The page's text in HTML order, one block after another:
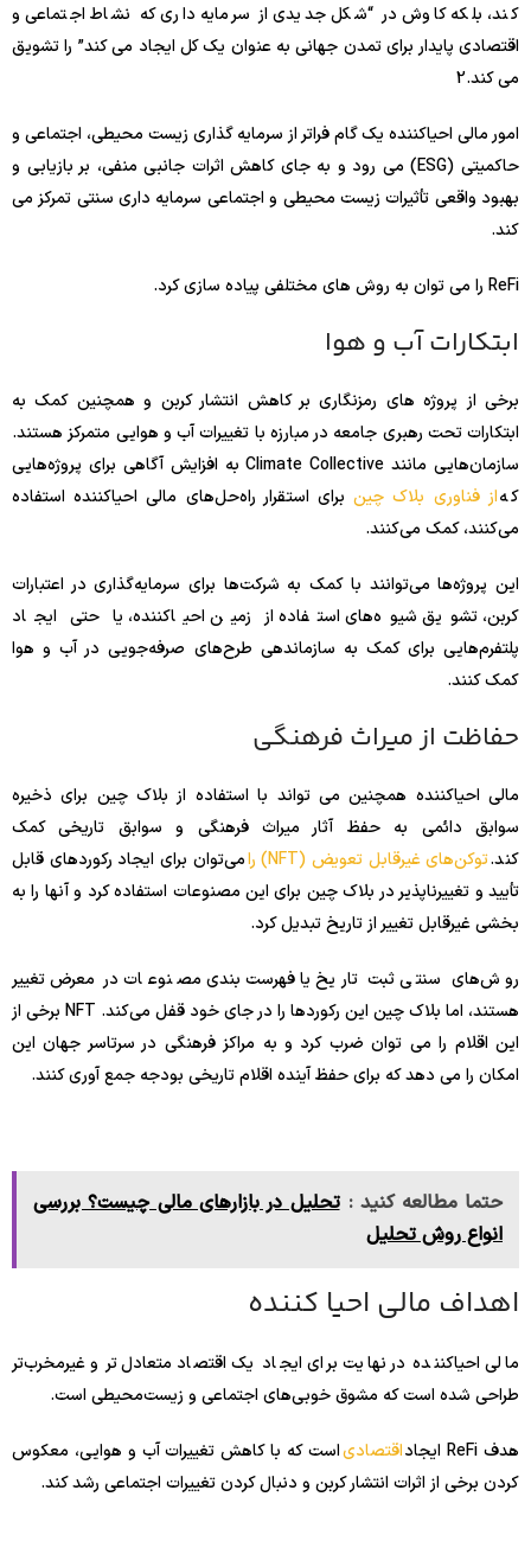
کند، بلکه کاوش در “شکل جدیدی از سرمایه داری که نشاط اجتماعی و
اقتصادی پایدار برای تمدن جهانی به عنوان یک کل ایجاد می کند” را تشویق
می کند.2
امور مالی احیاکننده یک گام فراتر از سرمایه گذاری زیست محیطی، اجتماعی و
حاکمیتی (ESG) می رود و به جای کاهش اثرات جانبی منفی، بر بازیابی و
بهبود واقعی تأثیرات زیست محیطی و اجتماعی سرمایه داری سنتی تمرکز می
کند.
ReFi را می توان به روش های مختلفی پیاده سازی کرد.
ابتکارات آب و هوا
برخی از پروژه های رمزنگاری بر کاهش انتشار کربن و همچنین کمک به
ابتکارات تحت رهبری جامعه در مبارزه با تغییرات آب و هوایی متمرکز هستند.
سازمان‌هایی مانند Climate Collective به افزایش آگاهی برای پروژه‌هایی
کهاز فناوری بلاک چینبرای استقرار راه‌حل‌های مالی احیاکننده استفاده
می‌کنند، کمک می‌کنند.
این پروژه‌ها می‌توانند با کمک به شرکت‌ها برای سرمایه‌گذاری در اعتبارات
کربن، تشویق شیوه‌های استفاده از زمین احیاکننده، یا حتی ایجاد
پلتفرم‌هایی برای کمک به سازماندهی طرح‌های صرفه‌جویی در آب و هوا
کمک کنند.
حفاظت از میراث فرهنگی
مالی احیاکننده همچنین می تواند با استفاده از بلاک چین برای ذخیره
سوابق دائمی به حفظ آثار میراث فرهنگی و سوابق تاریخی کمک
کند.توکن‌های غیرقابل تعویض (NFT) را
می‌توان برای ایجاد رکوردهای قابل
تأیید و تغییرناپذیر در بلاک چین برای این مصنوعات استفاده کرد و آنها را به
بخشی غیرقابل تغییر از تاریخ تبدیل کرد.
روش‌های سنتی ثبت تاریخ یا فهرست‌بندی مصنوعات در معرض تغییر
هستند، اما بلاک چین این رکوردها را در جای خود قفل می‌کند. NFT برخی از
این اقلام را می توان ضرب کرد و به مراکز فرهنگی در سرتاسر جهان این
امکان را می دهد که برای حفظ آینده اقلام تاریخی بودجه جمع آوری کنند.
حتما مطالعه کنید : تحلیل در بازارهای مالی چیست؟ بررسی
انواع روش تحلیل
اهداف مالی احیا کننده
مالی احیاکننده در نهایت برای ایجاد یک اقتصاد متعادل‌تر و غیرمخرب‌تر
طراحی شده است که مشوق خوبی‌های اجتماعی و زیست‌محیطی است.
هدف ReFi ایجاد اقتصادیاست که با کاهش تغییرات آب و هوایی، معکوس
کردن برخی از اثرات انتشار کربن و دنبال کردن تغییرات اجتماعی رشد کند.